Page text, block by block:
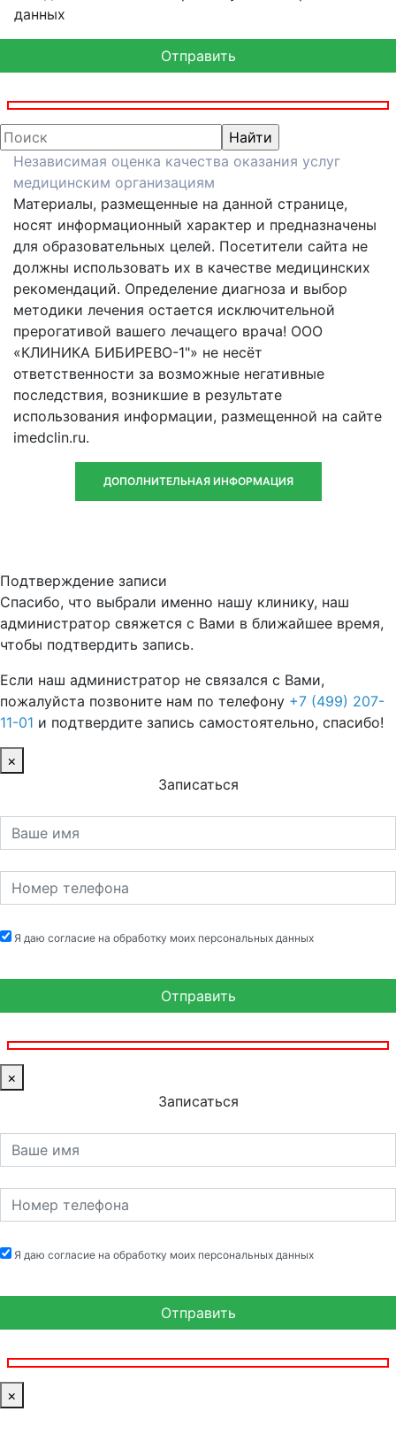
данных
Независимая оценка качества оказания услуг
медицинским организациям
Материалы, размещенные на данной странице,
носят информационный характер и предназначены
для образовательных целей. Посетители сайта не
должны использовать их в качестве медицинских
рекомендаций. Определение диагноза и выбор
методики лечения остается исключительной
прерогативой вашего лечащего врача! ООО
«КЛИНИКА БИБИРЕВО-1"» не несёт
ответственности за возможные негативные
последствия, возникшие в результате
использования информации, размещенной на сайте
imedclin.ru.
ДОПОЛНИТЕЛЬНАЯ ИНФОРМАЦИЯ
Подтверждение записи
Спасибо, что выбрали именно нашу клинику, наш
администратор свяжется с Вами в ближайшее время,
чтобы подтвердить запись.
Если наш администратор не связался с Вами,
пожалуйста позвоните нам по телефону +7 (499) 207-
11-01 и подтвердите запись самостоятельно, спасибо!
×
Записаться
Я даю согласие на обработку моих персональных данных
×
Записаться
Я даю согласие на обработку моих персональных данных
×